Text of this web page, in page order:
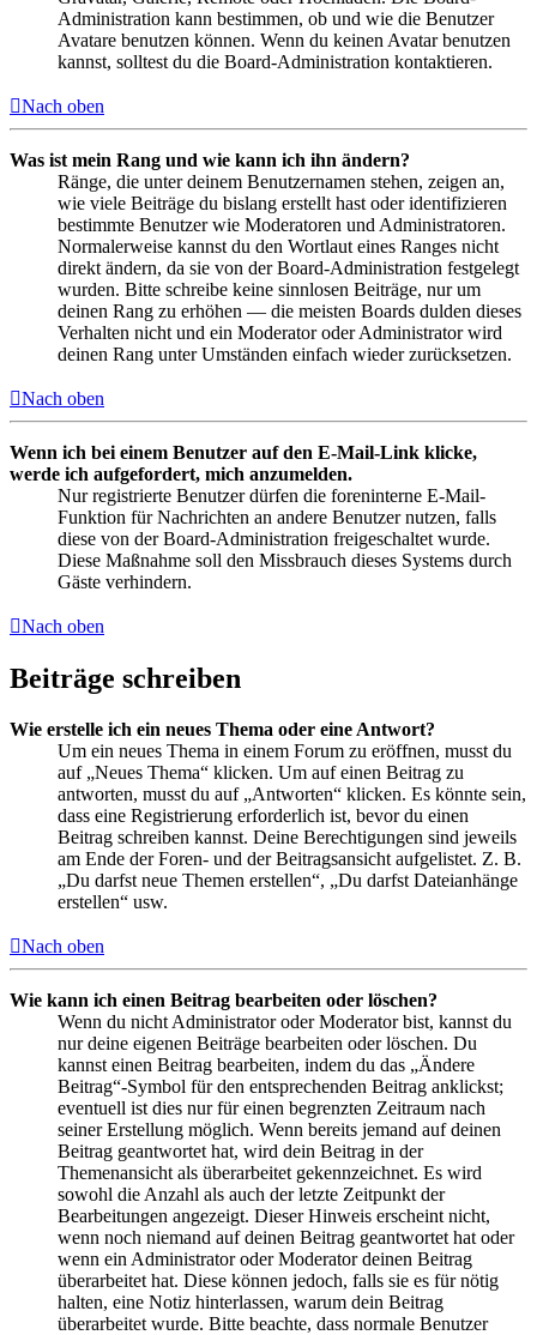
Administration kann bestimmen, ob und wie die Benutzer
Avatare benutzen können. Wenn du keinen Avatar benutzen
kannst, solltest du die Board-Administration kontaktieren.
Nach oben
Was ist mein Rang und wie kann ich ihn ändern?
Ränge, die unter deinem Benutzernamen stehen, zeigen an,
wie viele Beiträge du bislang erstellt hast oder identifizieren
bestimmte Benutzer wie Moderatoren und Administratoren.
Normalerweise kannst du den Wortlaut eines Ranges nicht
direkt ändern, da sie von der Board-Administration festgelegt
wurden. Bitte schreibe keine sinnlosen Beiträge, nur um
deinen Rang zu erhöhen — die meisten Boards dulden dieses
Verhalten nicht und ein Moderator oder Administrator wird
deinen Rang unter Umständen einfach wieder zurücksetzen.
Nach oben
Wenn ich bei einem Benutzer auf den E-Mail-Link klicke,
werde ich aufgefordert, mich anzumelden.
Nur registrierte Benutzer dürfen die foreninterne E-Mail-
Funktion für Nachrichten an andere Benutzer nutzen, falls
diese von der Board-Administration freigeschaltet wurde.
Diese Maßnahme soll den Missbrauch dieses Systems durch
Gäste verhindern.
Nach oben
Beiträge schreiben
Wie erstelle ich ein neues Thema oder eine Antwort?
Um ein neues Thema in einem Forum zu eröffnen, musst du
auf „Neues Thema“ klicken. Um auf einen Beitrag zu
antworten, musst du auf „Antworten“ klicken. Es könnte sein,
dass eine Registrierung erforderlich ist, bevor du einen
Beitrag schreiben kannst. Deine Berechtigungen sind jeweils
am Ende der Foren- und der Beitragsansicht aufgelistet. Z. B.
„Du darfst neue Themen erstellen“, „Du darfst Dateianhänge
erstellen“ usw.
Nach oben
Wie kann ich einen Beitrag bearbeiten oder löschen?
Wenn du nicht Administrator oder Moderator bist, kannst du
nur deine eigenen Beiträge bearbeiten oder löschen. Du
kannst einen Beitrag bearbeiten, indem du das „Ändere
Beitrag“-Symbol für den entsprechenden Beitrag anklickst;
eventuell ist dies nur für einen begrenzten Zeitraum nach
seiner Erstellung möglich. Wenn bereits jemand auf deinen
Beitrag geantwortet hat, wird dein Beitrag in der
Themenansicht als überarbeitet gekennzeichnet. Es wird
sowohl die Anzahl als auch der letzte Zeitpunkt der
Bearbeitungen angezeigt. Dieser Hinweis erscheint nicht,
wenn noch niemand auf deinen Beitrag geantwortet hat oder
wenn ein Administrator oder Moderator deinen Beitrag
überarbeitet hat. Diese können jedoch, falls sie es für nötig
halten, eine Notiz hinterlassen, warum dein Beitrag
überarbeitet wurde. Bitte beachte, dass normale Benutzer